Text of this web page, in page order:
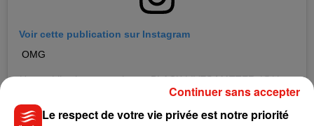
Voir cette publication sur Instagram
OMG
Une publication partagée parBLACK LIVES MATTER(@klownary) le
"Peu avant qu'elle ne traverse le plancher, je l'entendais faire
Le respect de votre vie privée est notre priorité
Continuer sans accepter